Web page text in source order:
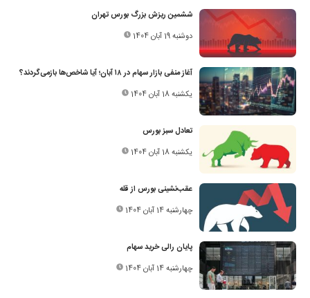
ششمین ‌ریزش بزرگ بورس تهران
دوشنبه 19 آبان 1404
آغاز منفی بازار سهام در ۱۸ آبان؛ آیا شاخص‌ها بازمی‌گردند؟
یکشنبه 18 آبان 1404
تعادل سبز بورس
یکشنبه 18 آبان 1404
عقب‌نشینی بورس از قله
چهارشنبه 14 آبان 1404
پایان رالی خرید سهام
چهارشنبه 14 آبان 1404